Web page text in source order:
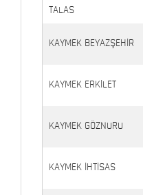
TALAS
KAYMEK BEYAZŞEHİR
KAYMEK ERKİLET
KAYMEK GÖZNURU
KAYMEK İHTİSAS